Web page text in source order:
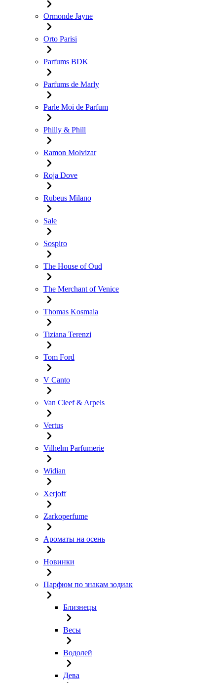
Ormonde Jayne
Orto Parisi
Parfums BDK
Parfums de Marly
Parle Moi de Parfum
Philly & Phill
Ramon Molvizar
Roja Dove
Rubeus Milano
Sale
Sospiro
The House of Oud
The Merchant of Venice
Thomas Kosmala
Tiziana Terenzi
Tom Ford
V Canto
Van Cleef & Arpels
Vertus
Vilhelm Parfumerie
Widian
Xerjoff
Zarkoperfume
Ароматы на осень
Новинки
Парфюм по знакам зодиак
Близнецы
Весы
Водолей
Дева